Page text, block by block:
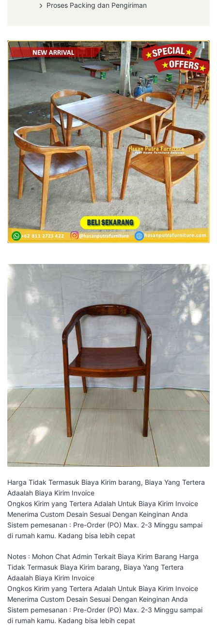
Proses Packing dan Pengiriman
Harga Tidak Termasuk Biaya Kirim barang, Biaya Yang Tertera
Adaalah Biaya Kirim Invoice
Ongkos Kirim yang Tertera Adalah Untuk Biaya Kirim Invoice
Menerima Custom Desain Sesuai Dengan Keinginan Anda
Sistem pemesanan : Pre-Order (PO) Max. 2-3 Minggu sampai
di rumah kamu. Kadang bisa lebih cepat
Notes : Mohon Chat Admin Terkait Biaya Kirim Barang Harga
Tidak Termasuk Biaya Kirim barang, Biaya Yang Tertera
Adaalah Biaya Kirim Invoice
Ongkos Kirim yang Tertera Adalah Untuk Biaya Kirim Invoice
Menerima Custom Desain Sesuai Dengan Keinginan Anda
Sistem pemesanan : Pre-Order (PO) Max. 2-3 Minggu sampai
di rumah kamu. Kadang bisa lebih cepat